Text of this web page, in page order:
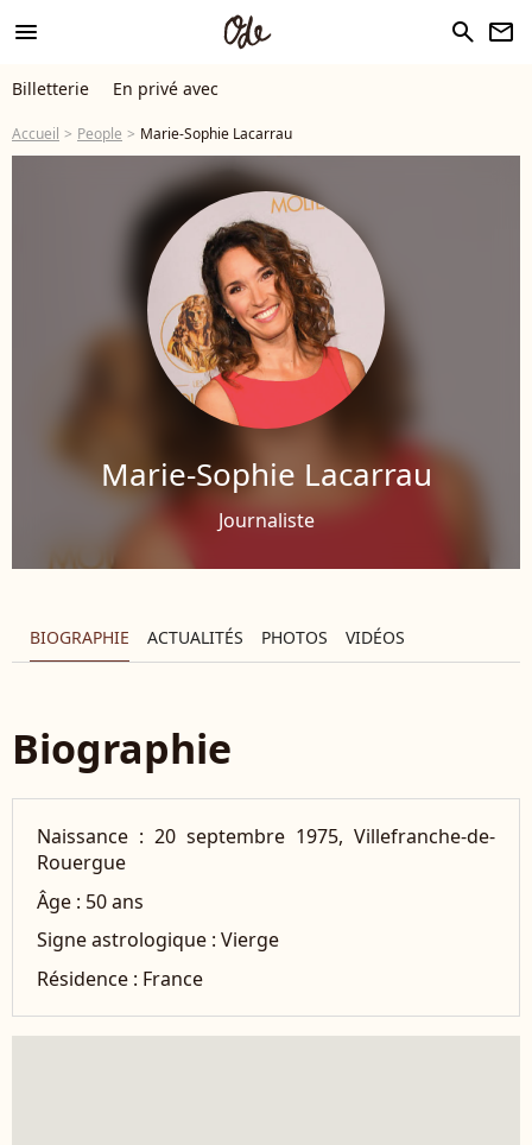
menu search newsletter
Billetterie En privé avec
Accueil People Marie-Sophie Lacarrau
Marie-Sophie Lacarrau
Journaliste
BIOGRAPHIE ACTUALITÉS PHOTOS VIDÉOS
Biographie
Naissance :20 septembre 1975, Villefranche-de-
Rouergue
Âge : 50 ans
Signe astrologique :Vierge
Résidence : France